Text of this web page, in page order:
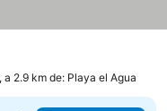
a 2.9 km de: Playa el Agua